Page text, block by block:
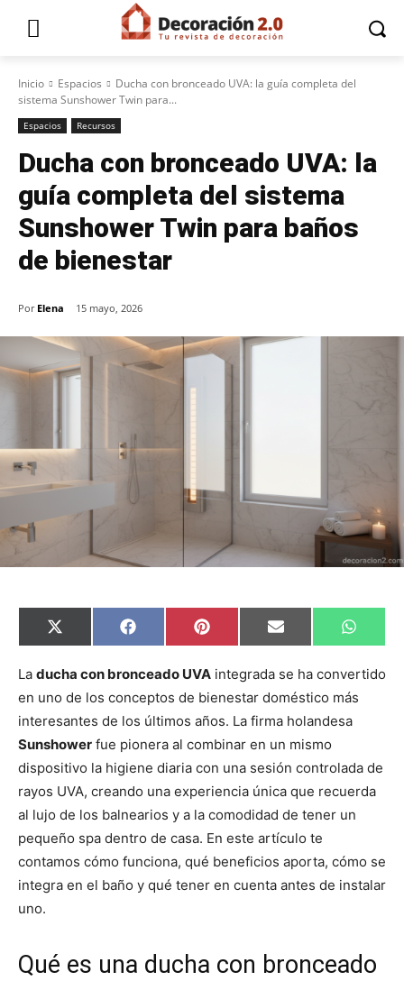
Inicio Espacios
Ducha con bronceado UVA: la guía completa del
sistema Sunshower Twin para...
Espacios Recursos
Ducha con bronceado UVA: la
guía completa del sistema
Sunshower Twin para baños
de bienestar
Por Elena 15 mayo, 2026
C
o
p
r
i
r
e
n
X
(
w
t
t
e
r
)
C
o
p
r
i
r
e
n
F
a
e
o
o
k
C
o
p
r
t
i
r
e
n
P
i
t
r
e
s
t
C
o
p
r
i
r
e
n
E
m
i
C
o
p
r
n
W
h
t
A
La ducha con bronceado UVA integrada se ha convertido
en uno de los conceptos de bienestar doméstico más
interesantes de los últimos años. La firma holandesa
Sunshower fue pionera al combinar en un mismo
dispositivo la higiene diaria con una sesión controlada de
rayos UVA, creando una experiencia única que recuerda
al lujo de los balnearios y a la comodidad de tener un
pequeño spa dentro de casa. En este artículo te
contamos cómo funciona, qué beneficios aporta, cómo se
integra en el baño y qué tener en cuenta antes de instalar
uno.
Qué es una ducha con bronceado